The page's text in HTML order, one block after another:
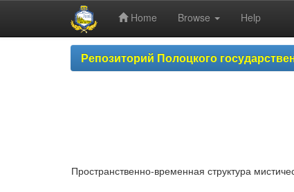
Home Browse Help
Репозиторий Полоцкого
Пространственно-временная структура